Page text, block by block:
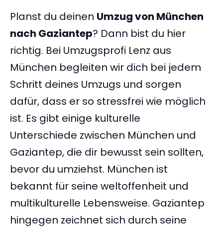
Planst du deinen Umzug von München
nach Gaziantep? Dann bist du hier
richtig. Bei Umzugsprofi Lenz aus
München begleiten wir dich bei jedem
Schritt deines Umzugs und sorgen
dafür, dass er so stressfrei wie möglich
ist. Es gibt einige kulturelle
Unterschiede zwischen München und
Gaziantep, die dir bewusst sein sollten,
bevor du umziehst. München ist
bekannt für seine weltoffenheit und
multikulturelle Lebensweise. Gaziantep
hingegen zeichnet sich durch seine